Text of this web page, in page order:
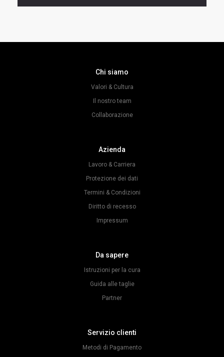
Chi siamo
Valori & Cultura
Il nostro team
Collaborazione
Azienda
Lavoro & Carriera
Protezione dei dati
Termini & Condizioni
Diritto di recesso
Impressum
Da sapere
Istruzioni per la cura
Guida alle taglie
Partner
Servizio clienti
Metodi di Pagamento